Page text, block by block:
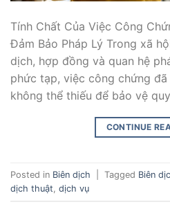
Tính Chất Của Việc Công
Đảm Bảo Pháp Lý Trong xã
dịch, hợp đồng và quan hệ
phức tạp, việc công chứng
không thể thiếu để bảo vệ
CONTINUE
Posted in Biên dịch Tagged Biên
dịch thuật dịch vụ